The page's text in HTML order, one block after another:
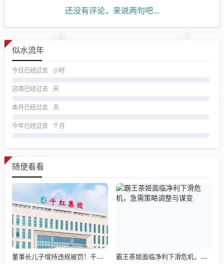
还没有评论，来说两句吧...
似水流年
今日已经过去 小时
这周已经过去 天
本月已经过去 天
今年已经过去 个月
随便看看
董事长儿子增持违规被罚！千红制药市值128亿，半年净赚2.58亿却踩雷信托5年 霸王茶姬面临净利下滑危机，急需策略调整与谋变